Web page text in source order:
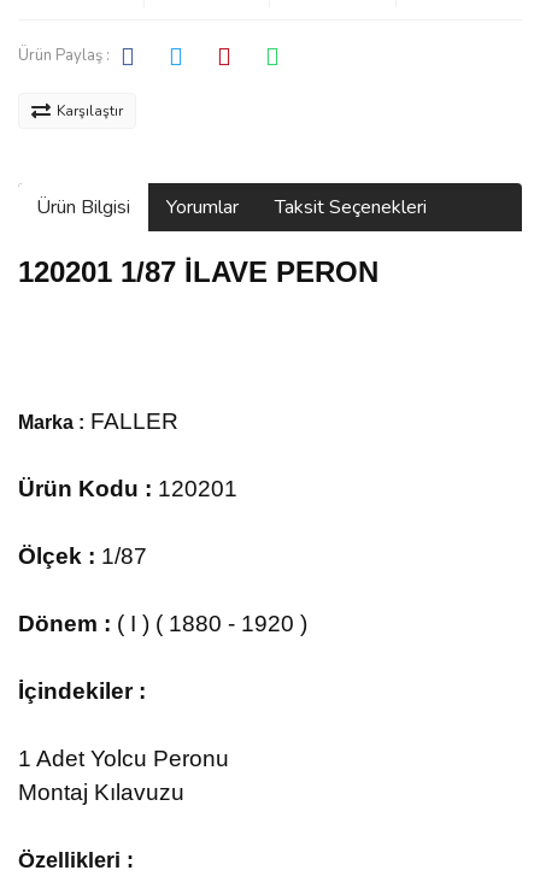
Ürün Paylaş :
Karşılaştır
Ürün Bilgisi Yorumlar Taksit Seçenekleri
120201 1/87 İLAVE PERON
Marka : FALLER
Ürün Kodu : 120201
Ölçek : 1/87
Dönem : ( I ) ( 1880 - 1920 )
İçindekiler :
1 Adet Yolcu Peronu
Montaj Kılavuzu
Özellikleri :